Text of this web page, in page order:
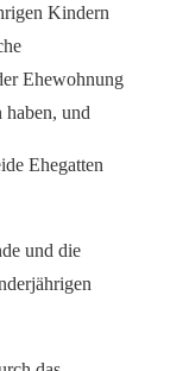
Kindern
Ehewohnung
haben, und
Ehegatten
und die